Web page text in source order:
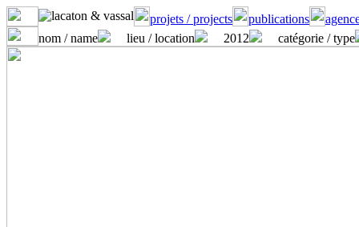
projets / projects publications
nom / name
lieu / location 2012 catégorie / type